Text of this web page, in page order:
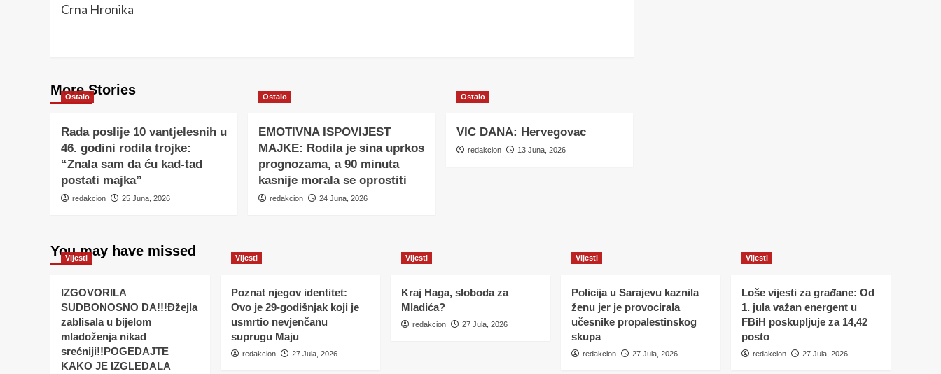
Crna Hronika
More Stories
Ostalo
Rada poslije 10 vantjelesnih u
46. godini rodila trojke:
“Znala sam da ću kad-tad
postati majka”
redakcion 25 Juna, 2026
Ostalo
EMOTIVNA ISPOVIJEST
MAJKE: Rodila je sina uprkos
prognozama, a 90 minuta
kasnije morala se oprostiti
redakcion 24 Juna, 2026
Ostalo
VIC DANA: Hervegovac
redakcion 13 Juna, 2026
You may have missed
Vijesti
IZGOVORILA
SUDBONOSNO DA!!!Đžejla
zablisala u bijelom
mladoženja nikad
srećniji!!POGEDAJTE
KAKO JE IZGLEDALA
Vijesti
Poznat njegov identitet:
Ovo je 29-godišnjak koji je
usmrtio nevjenčanu
suprugu Maju
redakcion 27 Jula, 2026
Vijesti
Kraj Haga, sloboda za
Mladića?
redakcion 27 Jula, 2026
Vijesti
Policija u Sarajevu kaznila
ženu jer je provocirala
učesnike propalestinskog
skupa
redakcion 27 Jula, 2026
Vijesti
Loše vijesti za građane: Od
1. jula važan energent u
FBiH poskupljuje za 14,42
posto
redakcion 27 Jula, 2026